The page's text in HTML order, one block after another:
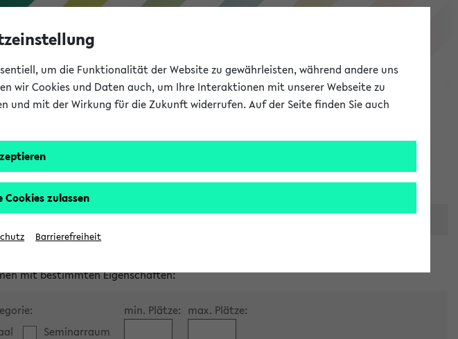
eKVV
mit bestimmten Eigenschaften:
Seminarraum
min. Plätze: max. Plätze:
um die Funktionalität der Website zu gewährleisten, während andere uns
wir Cookies und Daten auch, um Ihre Interaktionen mit unserer Webseite zu
und mit der Wirkung für die Zukunft widerrufen. Auf der Seite finden Sie auch
zulassen
Barrierefreiheit